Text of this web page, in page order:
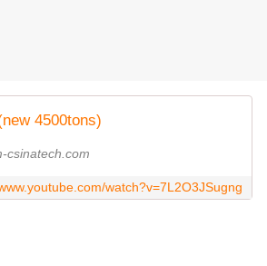
4500tons)
csinatech.com
watch?v=7L2O3JSugng